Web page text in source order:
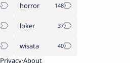
horror
loker
wisata
PrivacyAbout